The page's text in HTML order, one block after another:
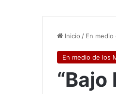
Inicio / En
En medio de los